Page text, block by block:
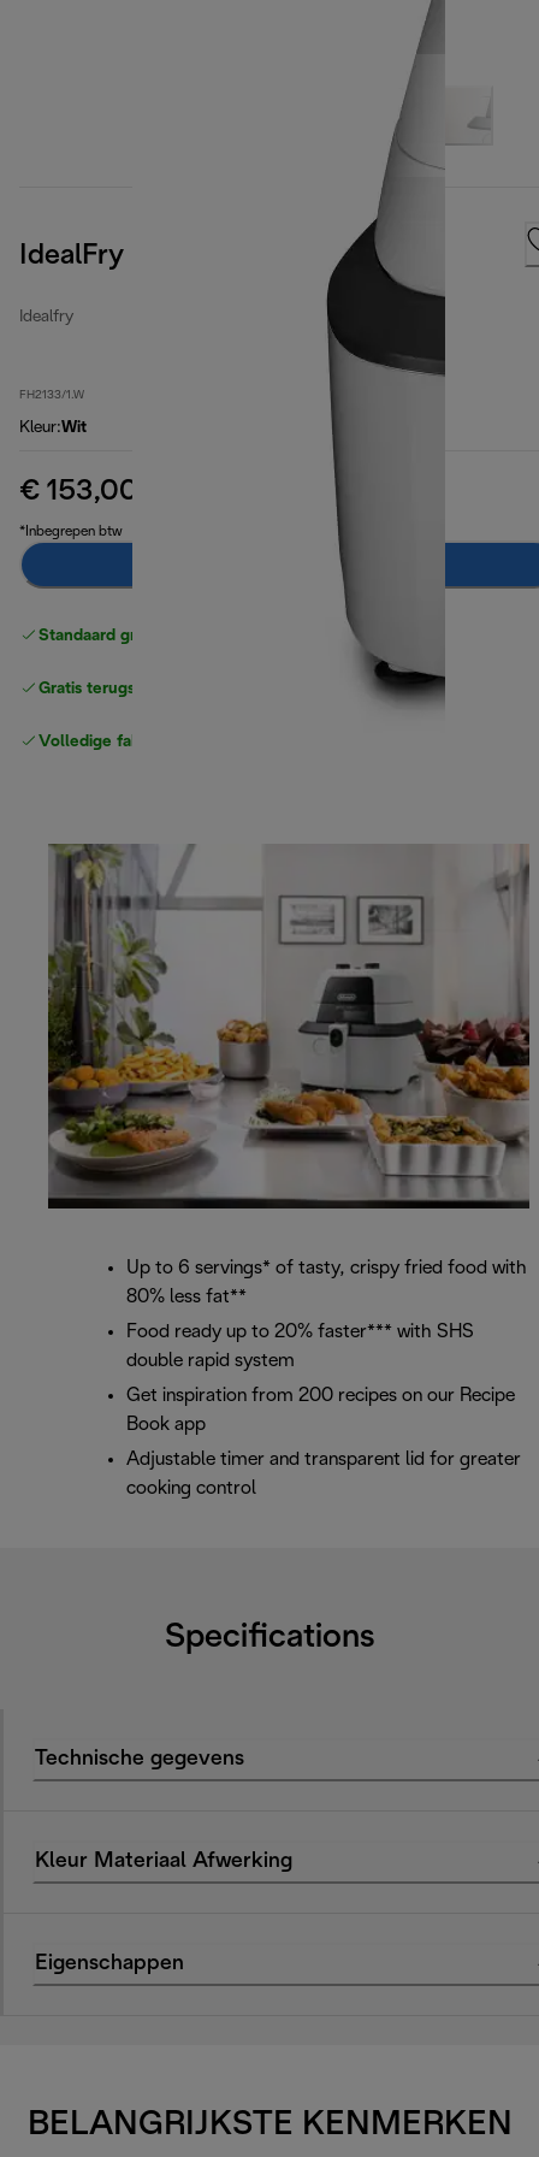
IdealFry
Idealfry
FH2133/1.W
Kleur:Wit
€ 153,00 originele prijs € 209,90
*Inbegrepen btw
Toevoegen aan winkelwagentje
Standaard gratis verzending
Gratis terugsturen
Volledige fabrieksgarantie
Up to 6 servings* of tasty, crispy fried food with
80% less fat**
Food ready up to 20% faster*** with SHS
double rapid system
Get inspiration from 200 recipes on our Recipe
Book app
Adjustable timer and transparent lid for greater
cooking control
Specifications
Technische gegevens
Kleur Materiaal Afwerking
Eigenschappen
BELANGRIJKSTE KENMERKEN